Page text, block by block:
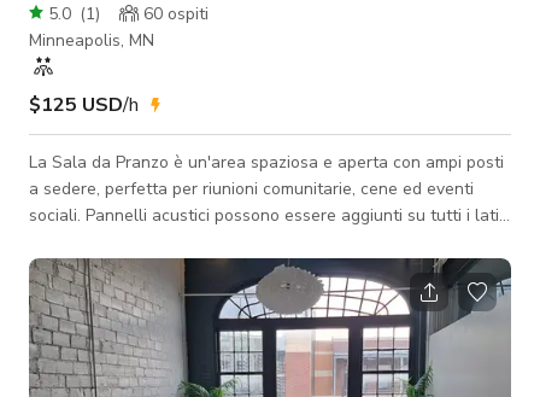
5.0 (1) 60 ospiti
Minneapolis, MN
$125 USD/h
La Sala da Pranzo è un'area spaziosa e aperta con ampi posti
a sedere, perfetta per riunioni comunitarie, cene ed eventi
sociali. Pannelli acustici possono essere aggiunti su tutti i lati
disposizione dei posti a sedere. Si abbina bene con lo spazio
Lounge per una capacità fino a 100.